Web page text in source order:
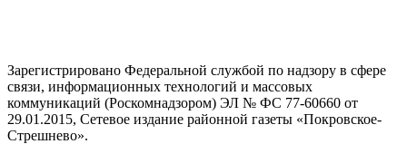
Зарегистрировано Федеральной службой по надзору в сфере
связи, информационных технологий и массовых
коммуникаций (Роскомнадзором) ЭЛ № ФС 77-60660 от
29.01.2015, Сетевое издание районной газеты «Покровское-
Стрешнево».